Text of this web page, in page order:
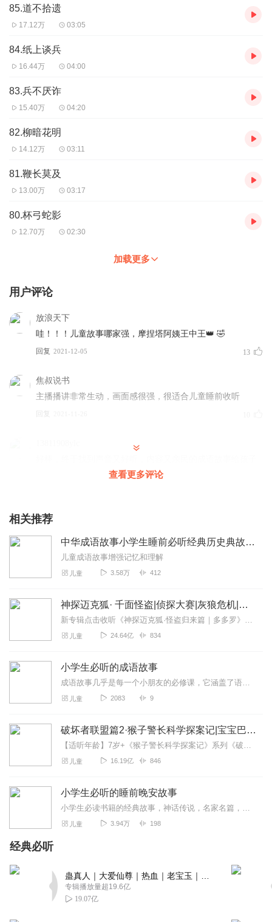
85.道不拾遗
17.12万 03:05
84.纸上谈兵
16.44万 04:00
83.兵不厌诈
15.40万 04:20
82.柳暗花明
14.12万 03:11
81.鞭长莫及
13.00万 03:17
80.杯弓蛇影
12.70万 02:30
加载更多
用户评论
放浪天下
哇！！！儿童故事哪家强，摩捏塔阿姨王中王👑 🤣
回复 2021-12-05 13
焦叔说书
主播播讲非常生动，画面感很强，很适合儿童睡前收听
回复
听。好喜欢这个声音
水君先生
不错不错，听着很好，会一直关注的，
2021-10-05
哇塞，说的太太太太好了！
2022-11-17
哇！！！这不给你个赞过分了，太强了
2021-10-12
主播声音很好听，家里孩子晚上天天听，停不下来
2022-03-19
好听的故事，实力的直播，还有棒棒的后期，点赞👍
2021-11-23
很好听孩子很喜欢😊
1392180isbr
查看更多评论
相关推荐
中华成语故事小学生睡前必听经典历史典故宝宝巴士国学
儿童成语故事增强记忆和理解
儿童 3.58万 412
神探迈克狐· 千面怪盗|侦探大赛|灰狼危机|多多罗
新专辑点击收听《神探迈克狐·怪盗归来篇｜多多罗》！！！>>>点击进入主播橱窗购买《神探迈克狐》系列图书吧!<<<多多罗故事【点击前往】收听多多罗其他好玩有趣的故...
儿童 24.64亿 834
小学生必听的成语故事
成语故事几乎是每一个小朋友的必修课，它涵盖了语言之美，历史典故，传统智慧，无疑是每个家庭教育“必备基本款”，不仅可以提高孩子的语言表达能力，还可以作为一种品德的...
儿童 2083 9
破坏者联盟篇2·猴子警长科学探案记|宝宝巴士故事
【适听年龄】7岁+《猴子警长科学探案记》系列《破坏者联盟篇1·猴子警长科学探案记》>>>《破坏者联盟篇2·猴子警长科学探案记》>>>《破坏者联盟篇3·猴子警长科...
儿童 16.19亿 846
小学生必听的睡前晚安故事
小学生必读书籍的经典故事，神话传说，名家名篇，睡前的黄金一小时，让孩子们开心入睡，甜蜜入梦~~~
儿童 3.94万 198
经典必听
专辑播放量超19.6亿
19.07亿